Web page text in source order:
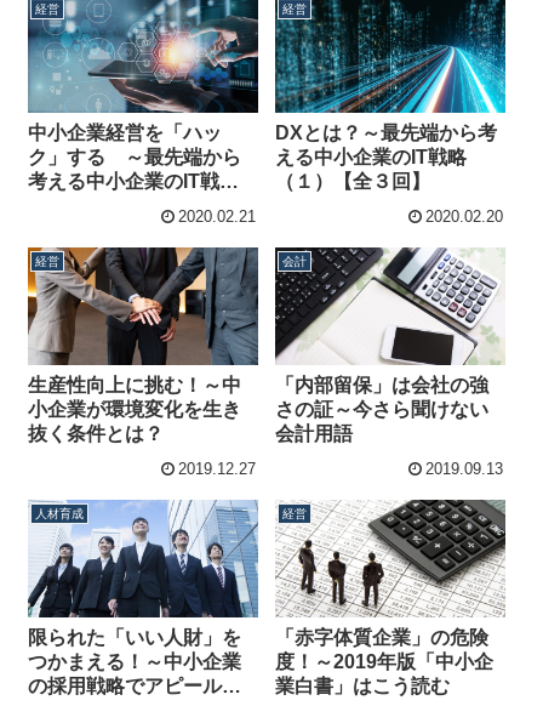
経営
中小企業経営を「ハッ
ク」する ～最先端から
考える中小企業のIT戦略
（２）【全３回】
2020.02.21
経営
DXとは？～最先端から考
える中小企業のIT戦略
（１）【全３回】
2020.02.20
経営
生産性向上に挑む！～中
小企業が環境変化を生き
抜く条件とは？
2019.12.27
会計
「内部留保」は会社の強
さの証～今さら聞けない
会計用語
2019.09.13
人材育成
限られた「いい人財」を
つかまえる！～中小企業
の採用戦略でアピールす
経営
「赤字体質企業」の危険
度！～2019年版「中小企
業白書」はこう読む